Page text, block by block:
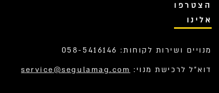
הצטרפו
אלינו
מנויים ושירות לקוחות: 058-5416146
דוא”ל לרכישת מנוי: service@segulamag.com